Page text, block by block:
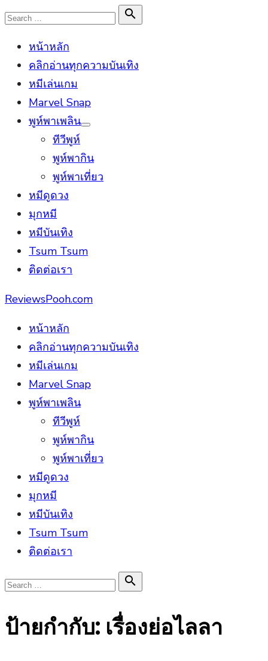
Skip
content
Search

Search
หน้าหลัก
คลิกอ่านทุกความบันเทิง
หมีเล่นเกม
Marvel Snap
พูห์พาเพลิน
Show
ทีวีพูห์
พูห์พากิน
พูห์พาเที่ยว
หมีดูดวง
มุกหมี
หมีบันเทิง
Tsum Tsum
ติดต่อเรา
ReviewsPooh.com
หน้าหลัก
คลิกอ่านทุกความบันเทิง
หมีเล่นเกม
Marvel Snap
พูห์พาเพลิน
ทีวีพูห์
พูห์พากิน
พูห์พาเที่ยว
หมีดูดวง
มุกหมี
หมีบันเทิง
Tsum Tsum
ติดต่อเรา
Search

Search
ป้ายกำกับ: เรื่องย่อไลลา